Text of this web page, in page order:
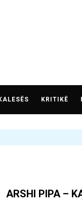
KRITIKË
ARSHI PIPA –